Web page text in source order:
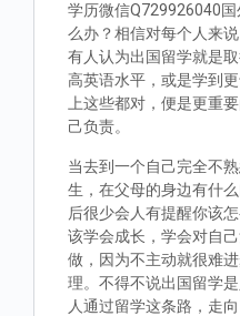
学历微信Q729926040
么办？相信对每个人来
有人认为出国留学就是
高英语水平，或是学到
上这些都对，便是更重
己负责。
当去到一个自己完全不
生，在父母的身边有什
后很少会人有提醒你该
该学会成长，学会对自
做，因为不主动就很难
理。不得不说出国留学
人通过留学这条路，走